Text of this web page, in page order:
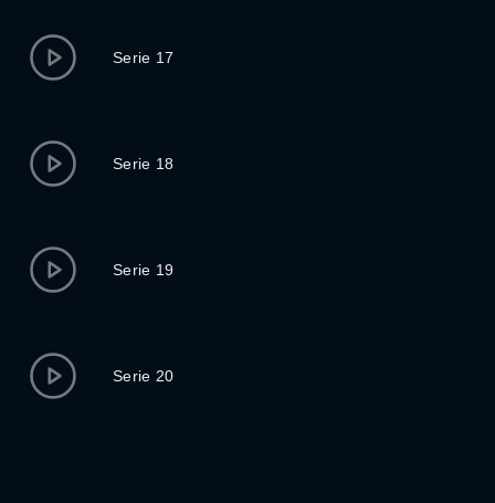
Serie 17
Serie 18
Serie 19
Serie 20